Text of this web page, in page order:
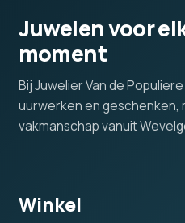
Juwelen voor
moment
Bij Juwelier Van de
uurwerken en
vakmanschap vanuit
Winkel